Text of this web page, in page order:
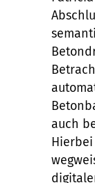
auch